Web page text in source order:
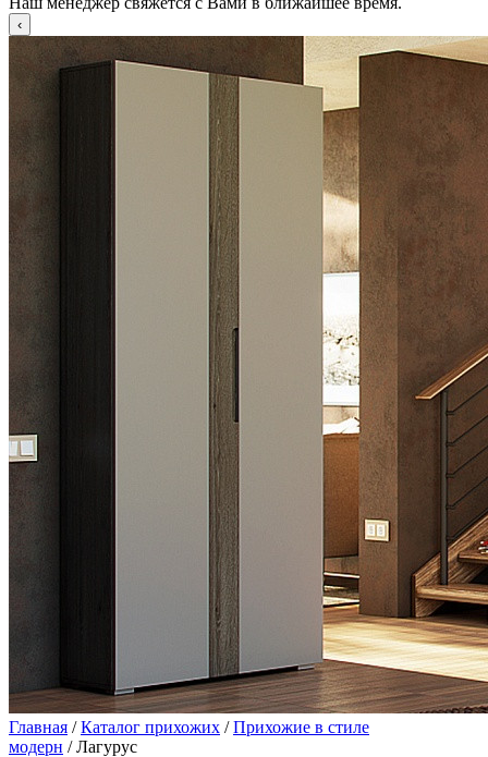
Главная /Каталог прихожих /Прихожие в стиле
модерн / Лагурус